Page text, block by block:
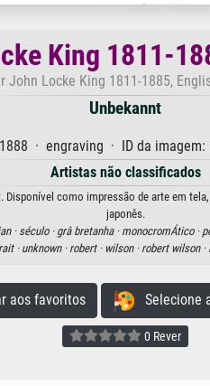
King 1811-
John Locke King 1811-1885,
Unbekannt
1888 · engraving · ID da imagem:
Artistas não classificados
Disponível como impressão de arte em
japonês.
·século · grâ bretanha · monocromÁtico ·
· unknown · robert · wilson · robert wilson ·
favoritos Selecione
0 Rever